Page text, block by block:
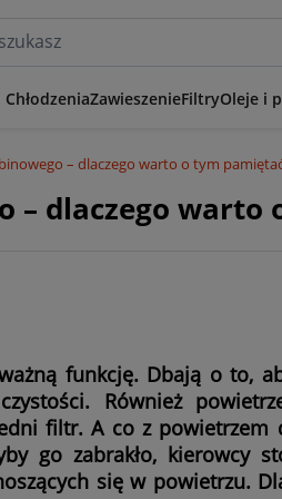
ChłodzeniaZawieszenieFiltryOleje i
– dlaczego warto o tym
– dlaczego warto
funkcję. Dbają o to,
Również
filtr. A co z
go zabrakło, kierowcy
się w powietrzu.